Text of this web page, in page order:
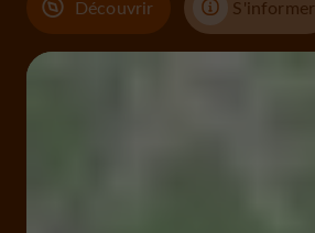
Découvrir S'informer